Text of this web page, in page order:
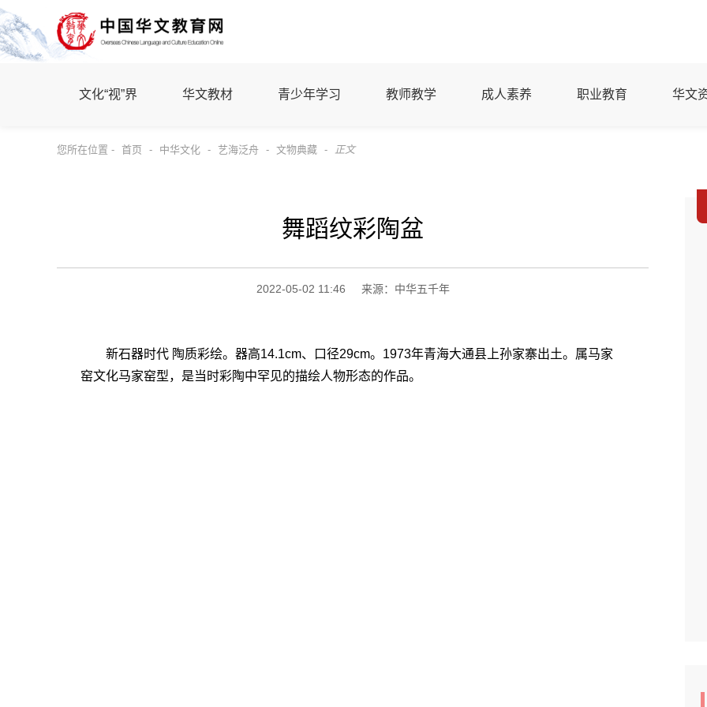
文化“视”界 华文教材 青少年学习 教师教学 成人素养 职业教育 华文
您所在位置 - 首页 - 中华文化 - 艺海泛舟 - 文物典藏 - 正文
舞蹈纹彩陶盆
2022-05-02 11:46 来源：中华五千年
新石器时代 陶质彩绘。器高14.1cm、口径29cm。1973年青海大通县上孙家寨出土。属马家
窑文化马家窑型，是当时彩陶中罕见的描绘人物形态的作品。